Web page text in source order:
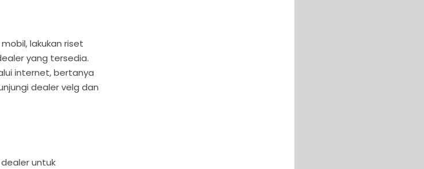
lakukan riset
yang tersedia.
internet, bertanya
dealer velg dan
untuk